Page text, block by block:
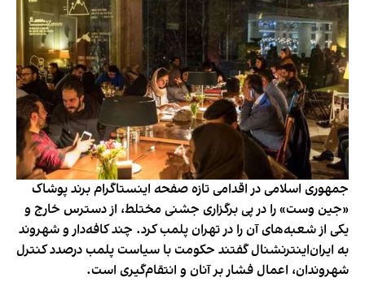
جمهوری اسلامی در اقدامی تازه صفحه اینستاگرام برند پوشاک
«جین وست» را در پی برگزاری جشنی مختلط، از دسترس خارج و
یکی از شعبه‌های آن را در تهران پلمب کرد. چند کافه‌‌دار و شهروند
به ایران‌اینترنشنال گفتند حکومت با سیاست پلمب درصدد کنترل
شهروندان، اعمال فشار بر آنان و انتقام‌گیری است.